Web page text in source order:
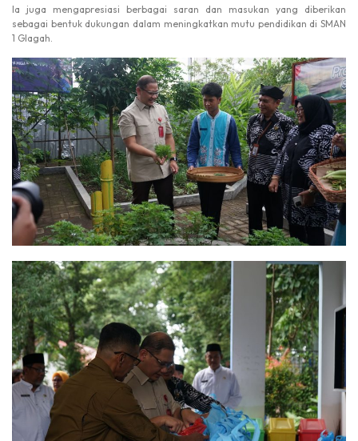
Ia juga mengapresiasi berbagai saran dan masukan yang diberikan
sebagai bentuk dukungan dalam meningkatkan mutu pendidikan di SMAN
1 Glagah.